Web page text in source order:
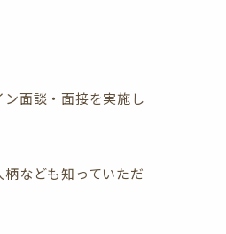
面談・面接を実施し
なども知っていただ